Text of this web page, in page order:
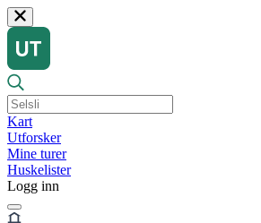
Kart
Utforsker
Mine turer
Huskelister
Logg inn